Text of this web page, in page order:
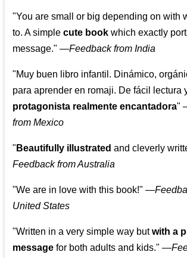
"You are small or big depending on with
to. A simplecute book which exactly
message." —Feedback from India
"Muy buen libro infantil. Dinámico,
para aprender en romaji. De fácil lectura
protagonista realmente encantadora"
from Mexico
" Beautifully illustrated and cleverly
Feedback from Australia
"We are in love with this book!" —
United States
"Written in a very simple way butwith a
message for both adults and kids." —